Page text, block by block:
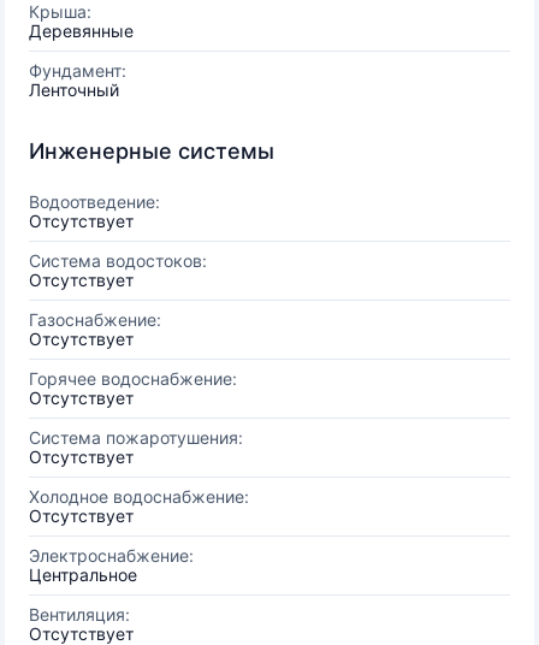
Крыша:
Деревянные
Фундамент:
Ленточный
Инженерные системы
Водоотведение:
Отсутствует
Система водостоков:
Отсутствует
Газоснабжение:
Отсутствует
Горячее водоснабжение:
Отсутствует
Система пожаротушения:
Отсутствует
Холодное водоснабжение:
Отсутствует
Электроснабжение:
Центральное
Вентиляция:
Отсутствует